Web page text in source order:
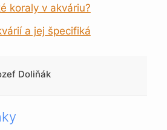
koraly v akváriu?
a jej špecifiká
Doliňák